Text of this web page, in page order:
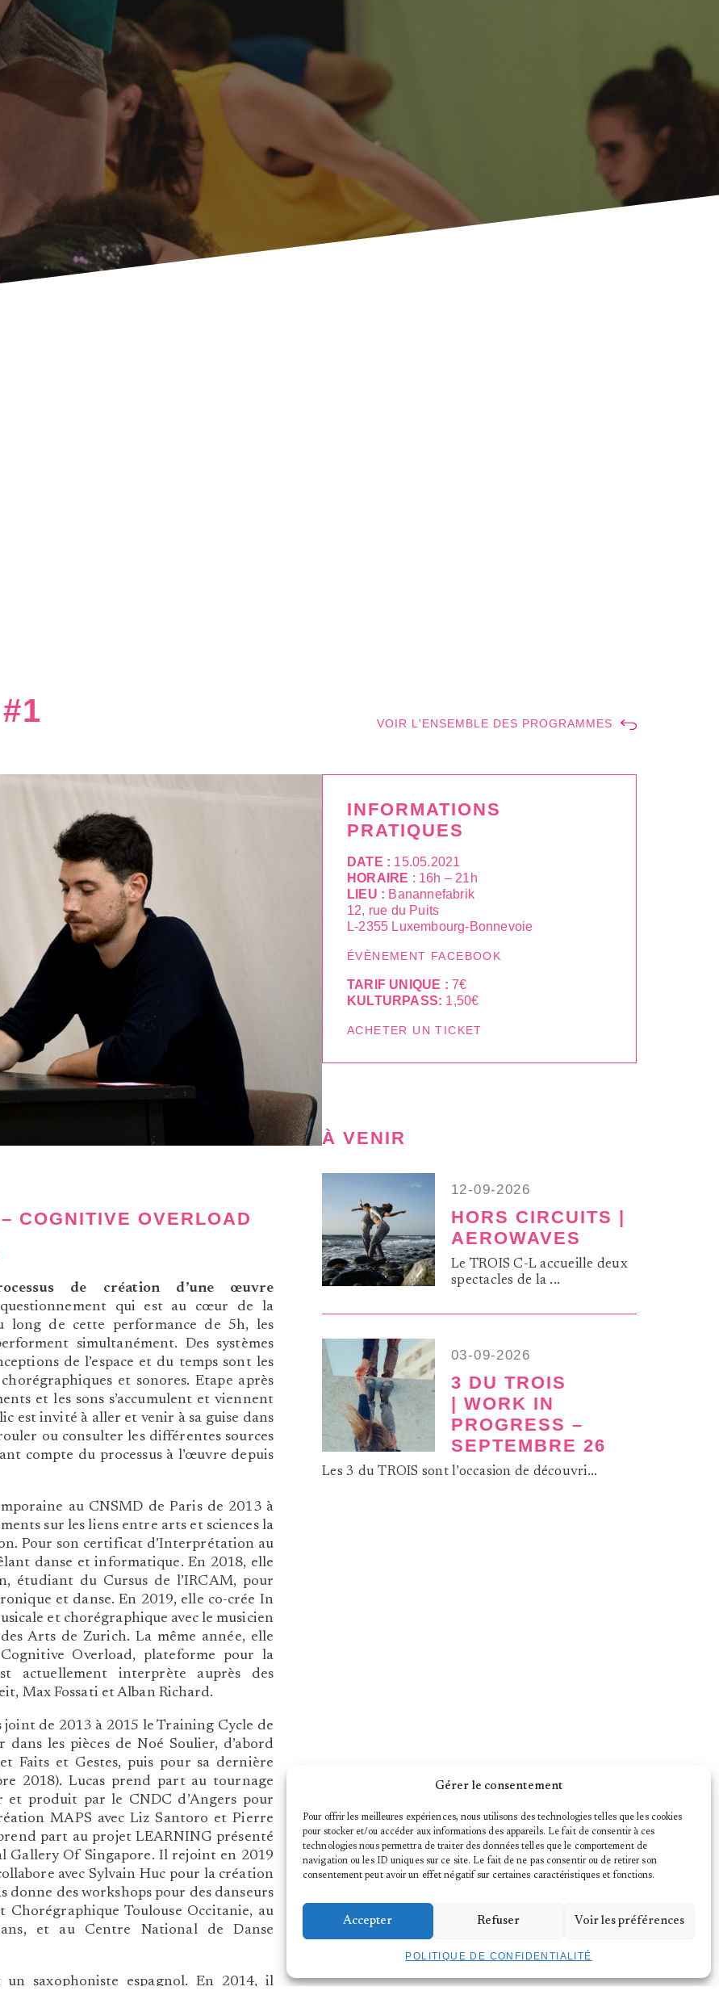
Gérer le consentement
Pour offrir les meilleures expériences, nous utilisons des technologies telles que les cookies
pour stocker et/ou accéder aux informations des appareils. Le fait de consentir à ces
technologies nous permettra de traiter des données telles que le comportement de
navigation ou les ID uniques sur ce site. Le fait de ne pas consentir ou de retirer son
consentement peut avoir un effet négatif sur certaines caractéristiques et fonctions.
Accepter Refuser Voir les préférences
POLITIQUE DE CONFIDENTIALITÉ
VOIR L'ENSEMBLE DES PROGRAMMES
COGNITIVE OVERLOAD
de création d’une œuvre
qui est au cœur de la
long de cette performance de 5h, les
simultanément. Des systèmes
de l’espace et du temps sont les
et sonores. Etape après
et les sons s’accumulent et viennent
est invité à aller et venir à sa guise dans
ou consulter les différentes sources
compte du processus à l’œuvre depuis
au CNSMD de Paris de 2013 à
sur les liens entre arts et sciences la
Pour son certificat d’Interprétation au
danse et informatique. En 2018, elle
étudiant du Cursus de l’IRCAM, pour
et danse. En 2019, elle co-crée In
et chorégraphique avec le musicien
Arts de Zurich. La même année, elle
Cognitive Overload, plateforme pour la
actuellement interprète auprès des
Max Fossati et Alban Richard.
de 2013 à 2015 le Training Cycle de
dans les pièces de Noé Soulier, d’abord
Faits et Gestes, puis pour sa dernière
2018). Lucas prend part au tournage
produit par le CNDC d’Angers pour
MAPS avec Liz Santoro et Pierre
part au projet LEARNING présenté
Gallery Of Singapore. Il rejoint en 2019
avec Sylvain Huc pour la création
donne des workshops pour des danseurs
Toulouse Occitanie, au
et au Centre National de Danse
saxophoniste espagnol. En 2014, il
INFORMATIONS
PRATIQUES
DATE : 15.05.2021
HORAIRE : 16h – 21h
LIEU : Banannefabrik
12, rue du Puits
L-2355 Luxembourg-Bonnevoie
ÉVÈNEMENT FACEBOOK
TARIF UNIQUE : 7€
KULTURPASS: 1,50€
ACHETER UN TICKET
À VENIR
12-09-2026
HORS CIRCUITS |
AEROWAVES
Le TROIS C-L accueille deux
spectacles de la ...
03-09-2026
3 DU TROIS
| WORK IN
PROGRESS –
SEPTEMBRE 26
Les 3 du TROIS sont l’occasion de découvri...